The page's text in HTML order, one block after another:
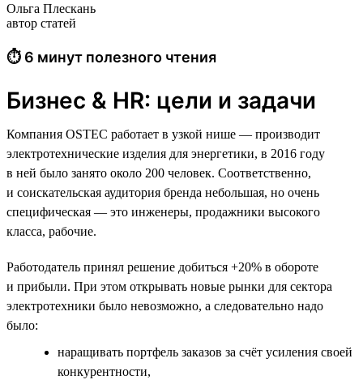
Ольга Плескань
автор статей
⏱ 6 минут полезного чтения
Бизнес & HR: цели и задачи
Компания OSTEC работает в узкой нише — производит
электротехнические изделия для энергетики, в 2016 году
в ней было занято около 200 человек. Соответственно,
и соискательская аудитория бренда небольшая, но очень
специфическая — это инженеры, продажники высокого
класса, рабочие.
Работодатель принял решение добиться +20% в обороте
и прибыли. При этом открывать новые рынки для сектора
электротехники было невозможно, а следовательно надо
было:
наращивать портфель заказов за счёт усиления своей
конкурентности,